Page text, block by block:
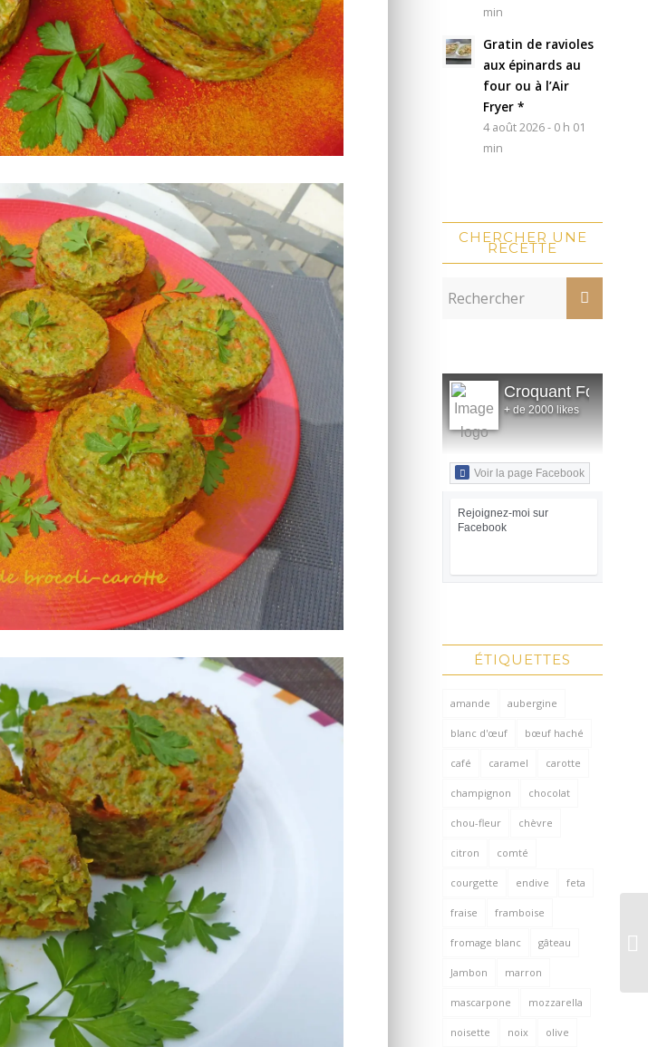
min
Gratin de ravioles
aux épinards au
four ou à l’Air
Fryer *
4 août 2026 - 0 h 01
min
CHERCHER UNE
RECETTE
Croquant Fondant
+ de 2000 likes
Voir la page Facebook
Rejoignez-moi sur
Facebook
ÉTIQUETTES
amande aubergine
blanc d'œuf bœuf haché
café caramel carotte
champignon chocolat
chou-fleur chèvre
citron comté
courgette endive feta
fraise framboise
fromage blanc gâteau
Jambon marron
mascarpone mozzarella
noisette noix olive